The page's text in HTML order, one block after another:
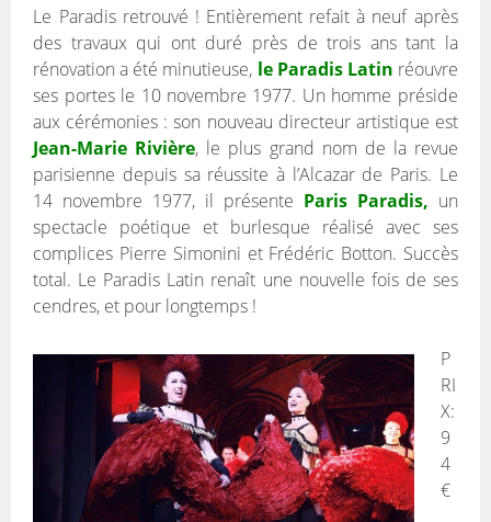
Le Paradis retrouvé ! Entièrement refait à neuf après
des travaux qui ont duré près de trois ans tant la
rénovation a été minutieuse, le Paradis Latin réouvre
ses portes le 10 novembre 1977. Un homme préside
aux cérémonies : son nouveau directeur artistique est
Jean-Marie Rivière, le plus grand nom de la revue
parisienne depuis sa réussite à l’Alcazar de Paris. Le
14 novembre 1977, il présente Paris Paradis, un
spectacle poétique et burlesque réalisé avec ses
complices Pierre Simonini et Frédéric Botton. Succès
total. Le Paradis Latin renaît une nouvelle fois de ses
cendres, et pour longtemps !
P
RI
X:
9
4
€